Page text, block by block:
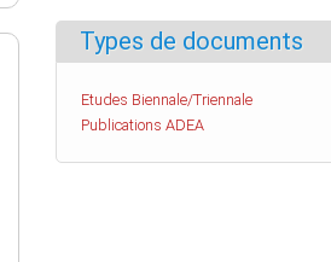
Types de documents
Etudes Biennale/Triennale
Publications ADEA